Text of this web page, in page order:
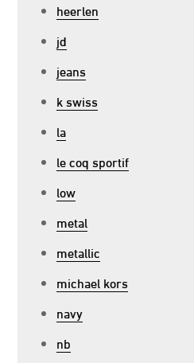
heerlen
jd
jeans
k swiss
la
le coq sportif
low
metal
metallic
michael kors
navy
nb